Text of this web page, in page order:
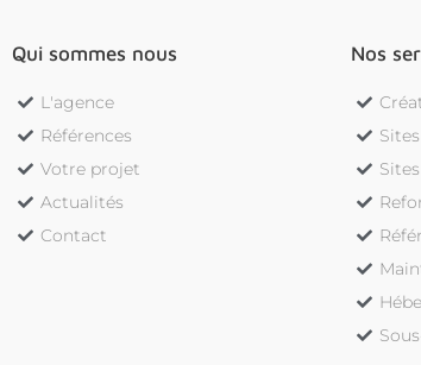
Qui sommes nous
L'agence
Références
Votre projet
Actualités
Contact
Nos